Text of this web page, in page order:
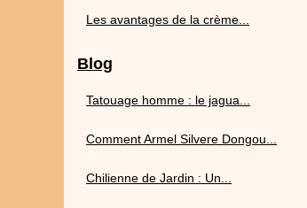
Les avantages de la crème...
Blog
Tatouage homme : le jagua...
Comment Armel Silvere Dongou...
Chilienne de Jardin : Un...